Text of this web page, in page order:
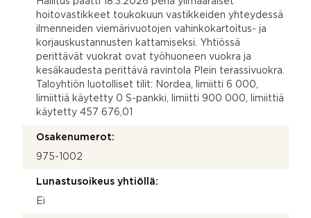
hoitovastikkeet toukokuun vastikkeiden yhteydessä
ilmenneiden viemärivuotojen vahinkokartoitus- ja
korjauskustannusten kattamiseksi. Yhtiössä
perittävät vuokrat ovat työhuoneen vuokra ja
kesäkaudesta perittävä ravintola Plein terassivuokra.
Taloyhtiön luotolliset tilit: Nordea, limiitti 6 000,
limiittiä käytetty 0 S-pankki, limiitti 900 000, limiittiä
käytetty 457 676,01
Osakenumerot:
975-1002
Lunastusoikeus yhtiöllä:
Ei